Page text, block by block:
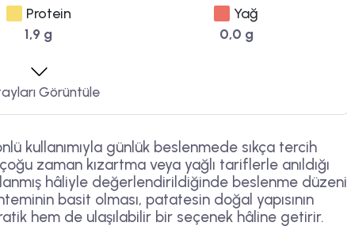
Protein
1,9 g
Yağ
0,0 g
Görüntüle
kullanımıyla günlük beslenmede sıkça tercih
zaman kızartma veya yağlı tariflerle anıldığı
hâliyle değerlendirildiğinde beslenme düzeni
basit olması, patatesin doğal yapısının
hem de ulaşılabilir bir seçenek hâline getirir.